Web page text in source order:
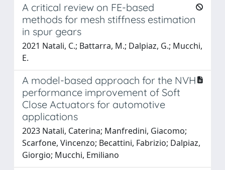
A critical review on FE-based
methods for mesh stiffness estimation
in spur gears
2021 Natali, C.; Battarra, M.; Dalpiaz, G.; Mucchi,
E.
A model-based approach for the NVH
performance improvement of Soft
Close Actuators for automotive
applications
2023 Natali, Caterina; Manfredini, Giacomo;
Scarfone, Vincenzo; Becattini, Fabrizio; Dalpiaz,
Giorgio; Mucchi, Emiliano